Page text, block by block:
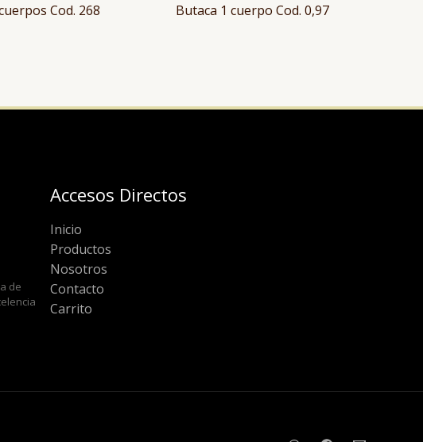
Cod. 268 Butaca 1 cuerpo Cod. 0,97
de
Accesos Directos
Inicio
Productos
Nosotros
Contacto
Carrito